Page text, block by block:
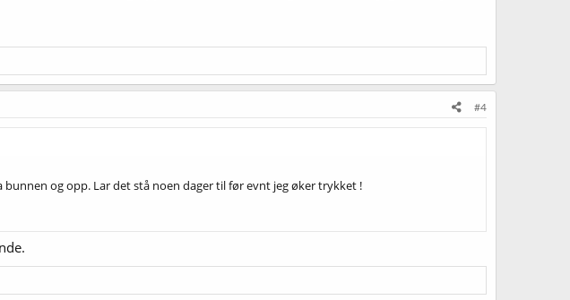
#4
og opp. Lar det stå noen dager til før evnt jeg øker trykket !